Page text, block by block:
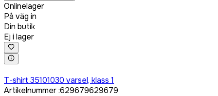
Onlinelager
På väg in
Din butik
Ej i lager
T-shirt 35101030 varsel, klass 1
Artikelnummer:629679629679